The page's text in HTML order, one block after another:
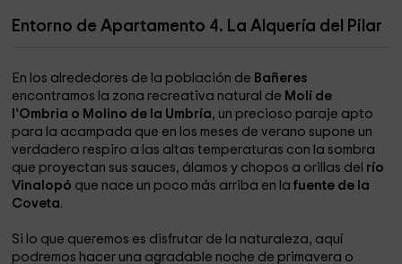
Entorno de Apartamento 4. La Alquería del Pilar
En los alrededores de la población de Bañeres
encontramos la zona recreativa natural de Molí de
l’Ombria o Molino de la Umbría, un precioso paraje apto
para la acampada que en los meses de verano supone un
verdadero respiro a las altas temperaturas con la sombra
que proyectan sus sauces, álamos y chopos a orillas del río
Vinalopó que nace un poco más arriba en lafuente de la
Coveta.
Si lo que queremos es disfrutar de la naturaleza, aquí
podremos hacer una agradable noche de primavera o